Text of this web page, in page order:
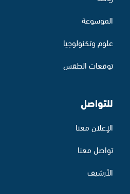
الموسوعة
علوم وتكنولوجيا
توقعات الطقس
للتواصل
الإعلان معنا
تواصل معنا
الأرشيف